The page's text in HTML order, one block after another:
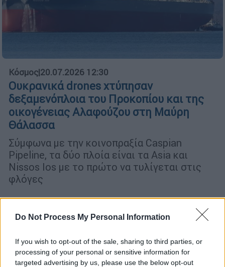
Do Not Process My Personal Information
If you wish to opt-out of the sale, sharing to third parties, or
processing of your personal or sensitive information for
targeted advertising by us, please use the below opt-out
Κόσμος|20.07.2026 12:30
Ουκρανικά drones χτύπησαν
δεξαμενόπλοια του Προκοπίου και της
οικογένειας Αλαφούζου στη Μαύρη
Θάλασσα
Σύμφωνα με την κοινοπραξία Caspian
Pipeline, τα δύο πλοία είναι τα Asia και
Nissos Ios με το πρώτο να τυλίγεται στις
φλόγες